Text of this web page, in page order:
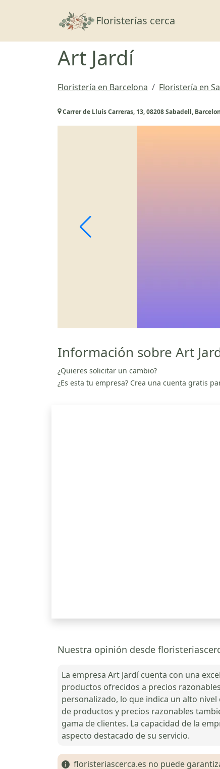
Floristerías cerca
Art Jardí
Floristería en Barcelona Floristería en
Carrer de Lluís Carreras, 13, 08208 Sabadell,
Información sobre Art
¿Quieres solicitar un cambio?
¿Es esta tu empresa? Crea una cuenta gratis
Nuestra opinión desde
La empresa Art Jardí cuenta con una
productos ofrecidos a precios
personalizado, lo que indica un alto
de productos y precios razonables
gama de clientes. La capacidad de la
aspecto destacado de su servicio.
floristeriascerca.es no puede